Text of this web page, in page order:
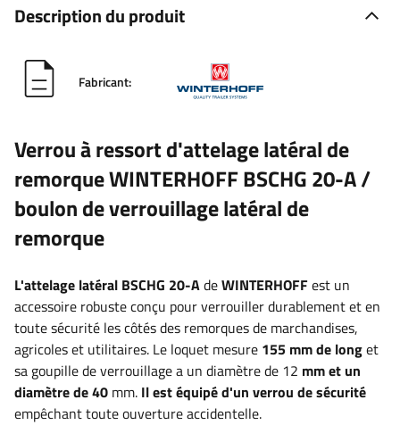
Description du produit
Fabricant:
Verrou à ressort d'attelage latéral de
remorque WINTERHOFF BSCHG 20-A /
boulon de verrouillage latéral de
remorque
L'attelage latéral BSCHG 20-AdeWINTERHOFFest un
accessoire robuste conçu pour verrouiller durablement et en
toute sécurité les côtés des remorques de marchandises,
agricoles et utilitaires. Le loquet mesure 155 mm de longet
sa goupille de verrouillage a un diamètre de 12 mm et un
diamètre de 40 mm. Il est équipé d'un verrou de sécurité
empêchant toute ouverture accidentelle.